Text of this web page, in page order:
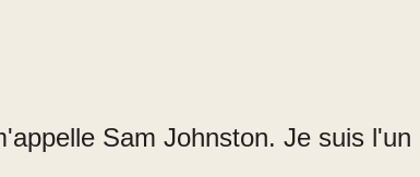
Sam Johnston. Je suis